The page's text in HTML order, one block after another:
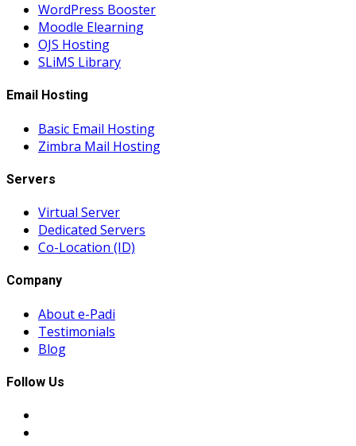
WordPress Booster
Moodle Elearning
OJS Hosting
SLiMS Library
Email Hosting
Basic Email Hosting
Zimbra Mail Hosting
Servers
Virtual Server
Dedicated Servers
Co-Location (ID)
Company
About e-Padi
Testimonials
Blog
Follow Us